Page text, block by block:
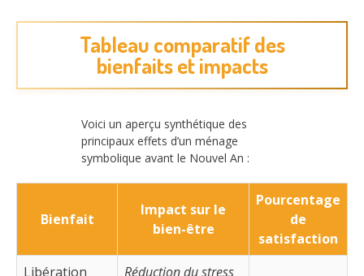
Tableau comparatif des
bienfaits et impacts
Voici un aperçu synthétique des
principaux effets d’un ménage
symbolique avant le Nouvel An :
Bienfait
Impact sur le
bien-être
Pourcentage
de
satisfaction
Libération
Réduction du stress